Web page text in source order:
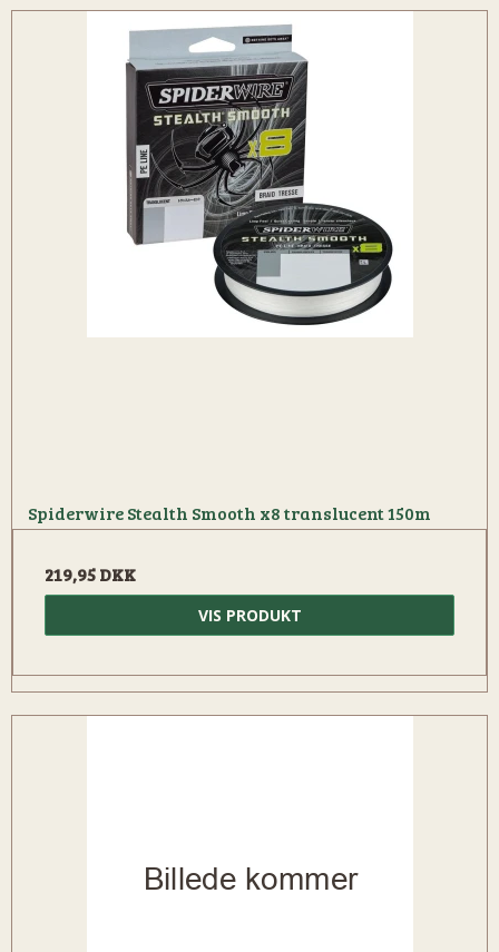
Spiderwire Stealth Smooth x8 translucent 150m
219,95 DKK
VIS PRODUKT